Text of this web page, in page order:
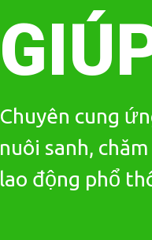
Chuyên cung
nuôi sanh,
lao động phổ